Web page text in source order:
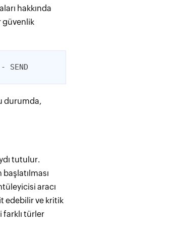
hakkında
güvenlik
SEND
durumda,
tutulur.
aracı
edebilir ve kritik
farklı türler